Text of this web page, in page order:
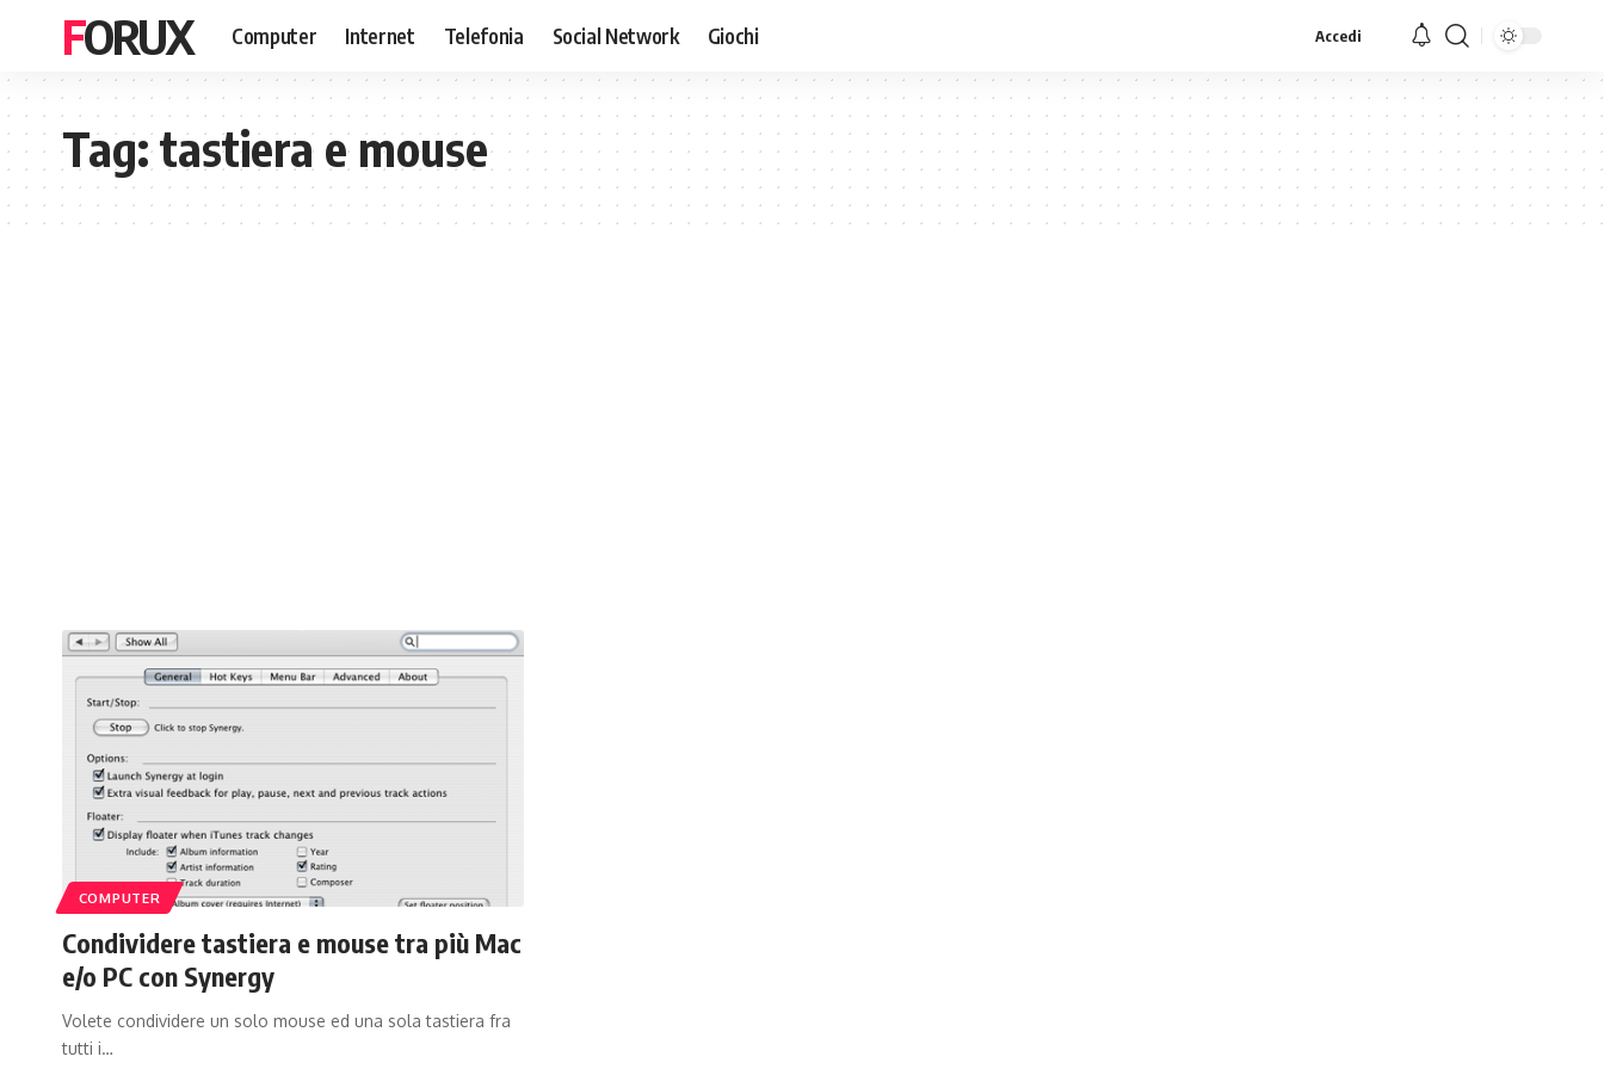
FORUX Computer Internet Telefonia Social Network Giochi Accedi
Tag:tastiera e mouse
COMPUTER
Condividere tastiera e mouse tra più Mac
e/o PC con Synergy
Volete condividere un solo mouse ed una sola tastiera fra
tutti i…